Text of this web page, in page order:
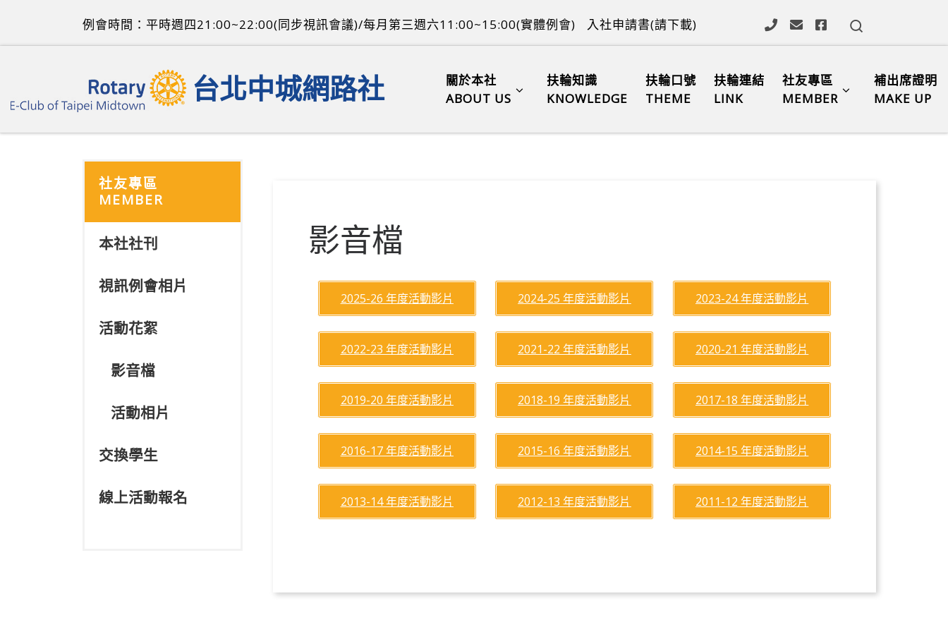
Skip to content例會時間：平時週四21:00~22:00(同步視訊會議)/每月第三週六11:00~15:00(實體例會) 入社申請書(請下載)
台北中城網路社
關於本社
ABOUT US
扶輪知識
KNOWLEDGE
扶輪口號
THEME
扶輪連結
LINK
社友專區
MEMBER
補出席證明
MAKE UP
影音檔
2025-26 年度活動影片 2024-25 年度活動影片 2023-24 年度活動影片
2022-23 年度活動影片 2021-22 年度活動影片 2020-21 年度活動影片
2019-20 年度活動影片 2018-19 年度活動影片 2017-18 年度活動影片
2016-17 年度活動影片 2015-16 年度活動影片 2014-15 年度活動影片
2013-14 年度活動影片 2012-13 年度活動影片 2011-12 年度活動影片
社友專區
MEMBER
本社社刊
視訊例會相片
活動花絮
影音檔
活動相片
交換學生
線上活動報名